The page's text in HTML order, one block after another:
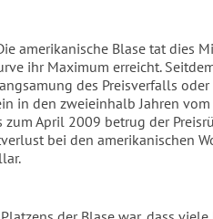
amerikanische Blase tat dies
ihr Maximum erreicht.
des Preisverfalls
in den zweieinhalb Jahren
April 2009 betrug der
bei den amerikanischen